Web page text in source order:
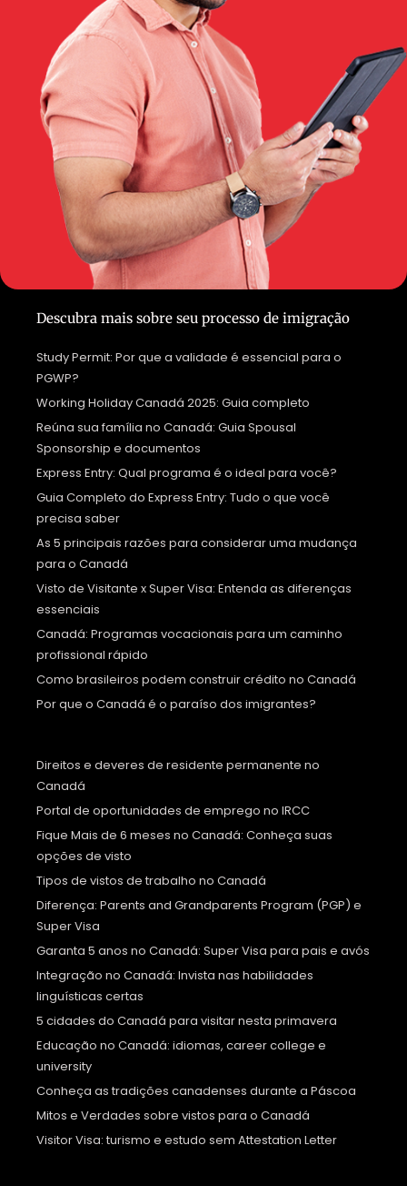
Descubra mais sobre seu processo de imigração
Study Permit: Por que a validade é essencial para o
PGWP?
Working Holiday Canadá 2025: Guia completo
Reúna sua família no Canadá: Guia Spousal
Sponsorship e documentos
Express Entry: Qual programa é o ideal para você?
Guia Completo do Express Entry: Tudo o que você
precisa saber
As 5 principais razões para considerar uma mudança
para o Canadá
Visto de Visitante x Super Visa: Entenda as diferenças
essenciais
Canadá: Programas vocacionais para um caminho
profissional rápido
Como brasileiros podem construir crédito no Canadá
Por que o Canadá é o paraíso dos imigrantes?
Direitos e deveres de residente permanente no
Canadá
Portal de oportunidades de emprego no IRCC
Fique Mais de 6 meses no Canadá: Conheça suas
opções de visto
Tipos de vistos de trabalho no Canadá
Diferença: Parents and Grandparents Program (PGP) e
Super Visa
Garanta 5 anos no Canadá: Super Visa para pais e avós
Integração no Canadá: Invista nas habilidades
linguísticas certas
5 cidades do Canadá para visitar nesta primavera
Educação no Canadá: idiomas, career college e
university
Conheça as tradições canadenses durante a Páscoa
Mitos e Verdades sobre vistos para o Canadá
Visitor Visa: turismo e estudo sem Attestation Letter